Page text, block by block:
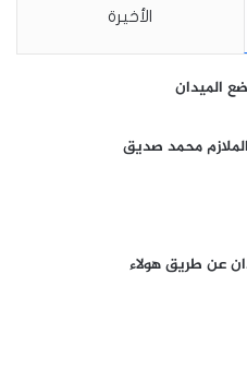
الأخيرة
الميدان
محمد صديق
عن طريق هولاء